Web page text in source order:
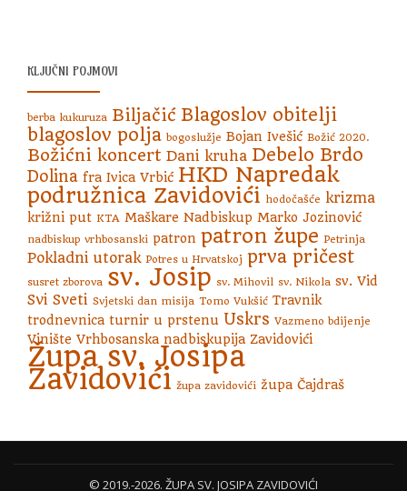
KLJUČNI POJMOVI
berba kukuruza Biljačić Blagoslov obitelji
blagoslov polja bogoslužje Bojan Ivešić Božić 2020.
Božićni koncert Dani kruha Debelo Brdo
Dolina fra Ivica Vrbić HKD Napredak
podružnica Zavidovići hodočašće krizma
križni put KTA Maškare Nadbiskup Marko Jozinović
nadbiskup vrhbosanski patron patron župe Petrinja
Pokladni utorak Potres u Hrvatskoj prva pričest
susret zborova sv. Josip sv. Mihovil sv. Nikola sv. Vid
Svi Sveti Svjetski dan misija Tomo Vukšić Travnik
trodnevnica turnir u prstenu Uskrs Vazmeno bdijenje
Vinište Vrhbosanska nadbiskupija Zavidovići
Župa sv. Josipa
Zavidovići župa zavidovići župa Čajdraš
© 2019.-2026. ŽUPA SV. JOSIPA ZAVIDOVIĆI